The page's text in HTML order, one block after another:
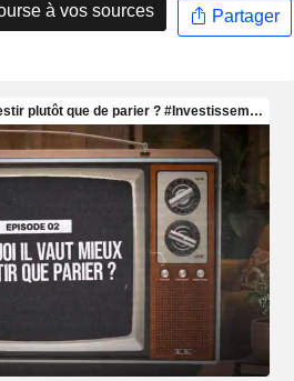
à vos sources Partager